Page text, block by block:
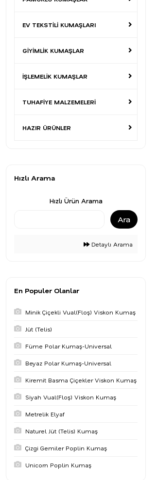
EV TEKSTİLİ KUMAŞLARI
GİYİMLİK KUMAŞLAR
İŞLEMELİK KUMAŞLAR
TUHAFİYE MALZEMELERİ
HAZIR ÜRÜNLER
Hızlı Arama
Hızlı Ürün Arama
Ara
Detaylı Arama
En Populer Olanlar
Minik Çiçekli Vual(Floş) Viskon Kumaş
Jüt (Telis)
Füme Polar Kumaş-Universal
Beyaz Polar Kumaş-Universal
Kiremit Basma Çiçekler Viskon Kumaş
Siyah Vual(Floş) Viskon Kumaş
Metrelik Elyaf
Naturel Jüt (Telis) Kumaş
Çizgi Gemiler Poplin Kumaş
Unicorn Poplin Kumaş